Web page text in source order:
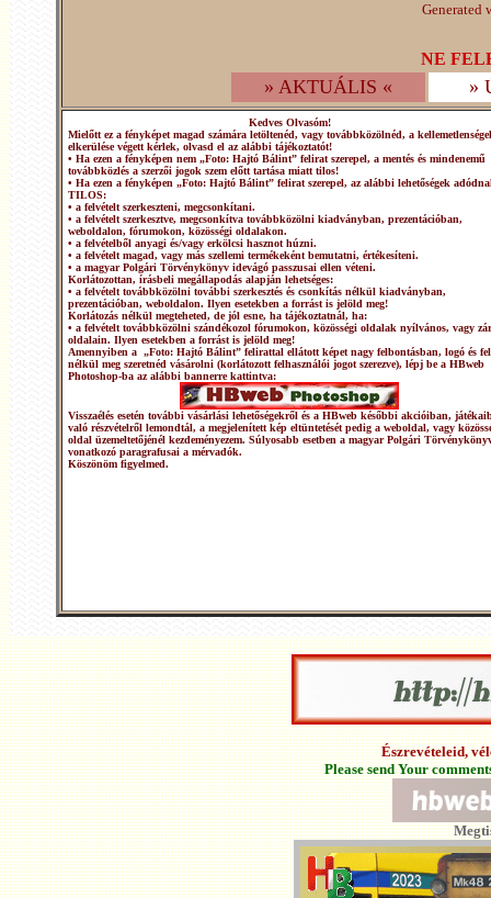
Generated
NE
» AKTUÁLIS « »
Kedves Olvasóm!
Mielőtt ez a fényképet magad számára letöltenéd, vagy továbbközölnéd, a
elkerülése végett kérlek, olvasd el az alábbi tájékoztatót!
• Ha ezen a fényképen nem „Foto: Hajtó Bálint” felirat szerepel, a mentés és mindenemű
továbbközlés a szerzői jogok szem előtt tartása miatt tilos!
• Ha ezen a fényképen „Foto: Hajtó Bálint” felirat szerepel, az alábbi lehetőségek
TILOS:
• a felvételt szerkeszteni, megcsonkítani.
• a felvételt szerkesztve, megcsonkítva továbbközölni kiadványban, prezentációban,
weboldalon, fórumokon, közösségi oldalakon.
• a felvételből anyagi és/vagy erkölcsi hasznot húzni.
• a felvételt magad, vagy más szellemi termékeként bemutatni, értékesíteni.
• a magyar Polgári Törvénykönyv idevágó passzusai ellen véteni.
Korlátozottan, írásbeli megállapodás alapján lehetséges:
• a felvételt továbbközölni további szerkesztés és csonkítás nélkül kiadványban,
prezentációban, weboldalon. Ilyen esetekben a forrást is jelöld meg!
Korlátozás nélkül megteheted, de jól esne, ha tájékoztatnál, ha:
• a felvételt továbbközölni szándékozol fórumokon, közösségi oldalak nyílvános, vagy
oldalain. Ilyen esetekben a forrást is jelöld meg!
Amennyiben a „Foto: Hajtó Bálint” felirattal ellátott képet nagy felbontásban, logó és
nélkül meg szeretnéd vásárolni (korlátozott felhasználói jogot szerezve), lépj be a HBweb
Photoshop-ba az alábbi bannerre kattintva:
Visszaélés esetén további vásárlási lehetőségekről és a HBweb későbbi akcióiban,
való részvételről lemondtál, a megjelenített kép eltüntetését pedig a weboldal, vagy
oldal üzemeltetőjénél kezdeményezem. Súlyosabb esetben a magyar Polgári
vonatkozó paragrafusai a mérvadók.
Köszönöm figyelmed.
Észrevételeid,
Please send Your